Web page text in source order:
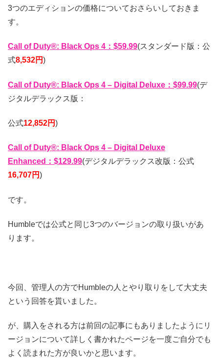
3つのエディションの価格についておさらいしておきま
す。
Call of Duty®: Black Ops 4：$59.99(スタンダード版：公
式8,532円)
Call of Duty®: Black Ops 4 – Digital Deluxe：$99.99(デ
ジタルデラックス版：
公式12,852円)
Call of Duty®: Black Ops 4 – Digital Deluxe
Enhanced：$129.99(デジタルデラックス改版：公式
16,707円 )
です。
Humbleでは公式と同じ3つのバージョンの取り扱いがあ
ります。
今回、管理人の方でHumbleの人とやり取りをして大丈夫
という回答を貰いました。
が、購入をされる方は前回の記事にもありましたようにリ
ージョンについて詳しく書かれたページを一度ご自分でも
よく読まれた方が良いかと思います。